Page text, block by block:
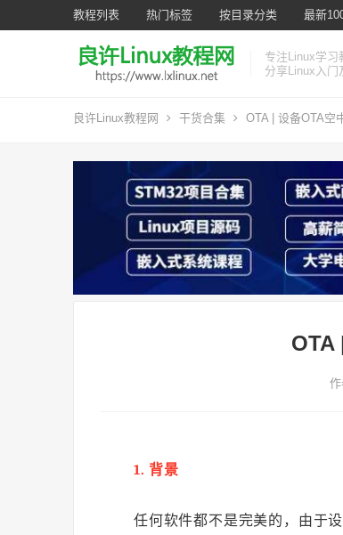
教程列表 热门标签 按目录分类 最新
专注Linux学习
分享Linux入门
良许Linux教程网 干货合集 OTA | 设备OTA空
OTA
1. 背景
任何软件都不是完美的，由于